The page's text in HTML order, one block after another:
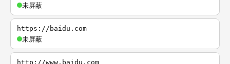
未屏蔽
https://baidu.com
未屏蔽
http://www.baidu.com